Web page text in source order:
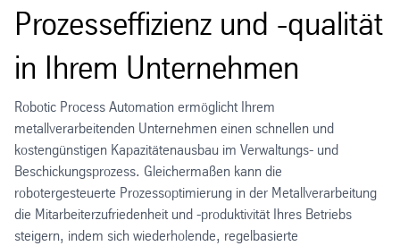
Prozesseffizienz und -qualität
in Ihrem Unternehmen
Robotic Process Automation ermöglicht Ihrem
metallverarbeitenden Unternehmen einen schnellen und
kostengünstigen Kapazitätenausbau im Verwaltungs- und
Beschickungsprozess. Gleichermaßen kann die
robotergesteuerte Prozessoptimierung in der Metallverarbeitung
die Mitarbeiterzufriedenheit und -produktivität Ihres Betriebs
steigern, indem sich wiederholende, regelbasierte